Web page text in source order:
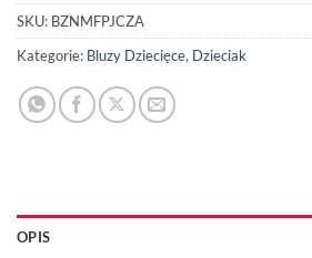
SKU: BZNMFPJCZA
Kategorie: Bluzy Dziecięce, Dzieciak
OPIS